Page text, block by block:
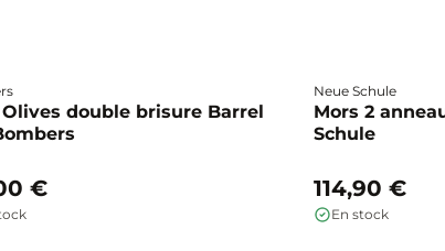
Olives double brisure Barrel
€
Neue Schule
Mors 2
Schule
114,90 €
En stock